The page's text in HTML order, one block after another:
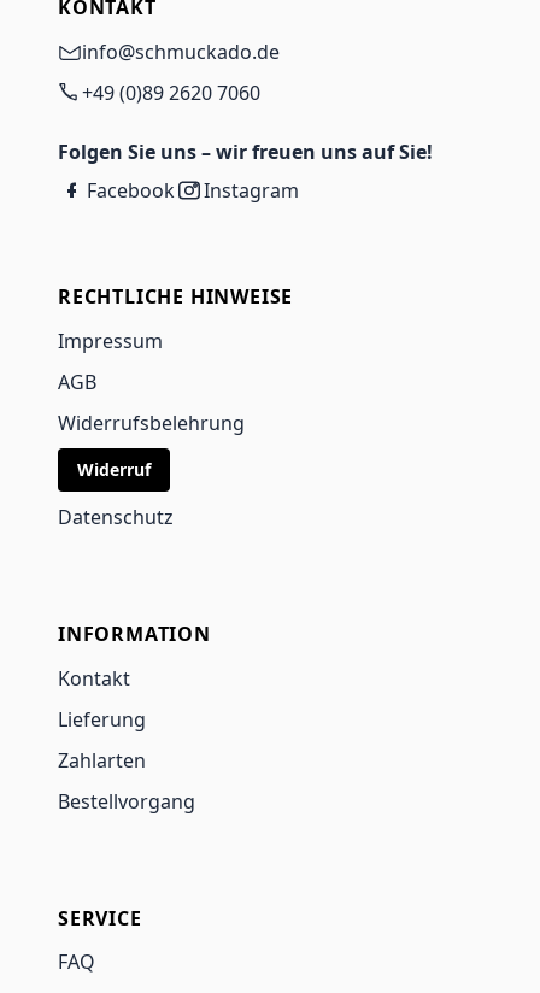
KONTAKT
info@schmuckado.de
+49 (0)89 2620 7060
Folgen Sie uns – wir freuen uns auf Sie!
Facebook
Instagram
RECHTLICHE HINWEISE
Impressum
AGB
Widerrufsbelehrung
Widerruf
Datenschutz
INFORMATION
Kontakt
Lieferung
Zahlarten
Bestellvorgang
SERVICE
FAQ